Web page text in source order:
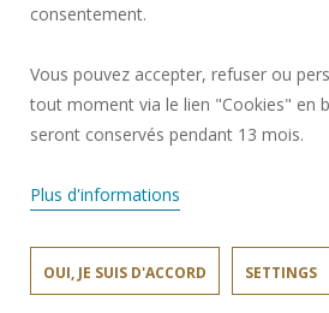
LEGAL INFORMATION
CREDITS
PRESS AREA
CONTACT
consentement.
Vous pouvez accepter, refuser ou
tout moment via le lien "Cookies" en
seront conservés pendant 13 mois.
Plus d'informations
OUI, JE SUIS D'ACCORD SETTINGS